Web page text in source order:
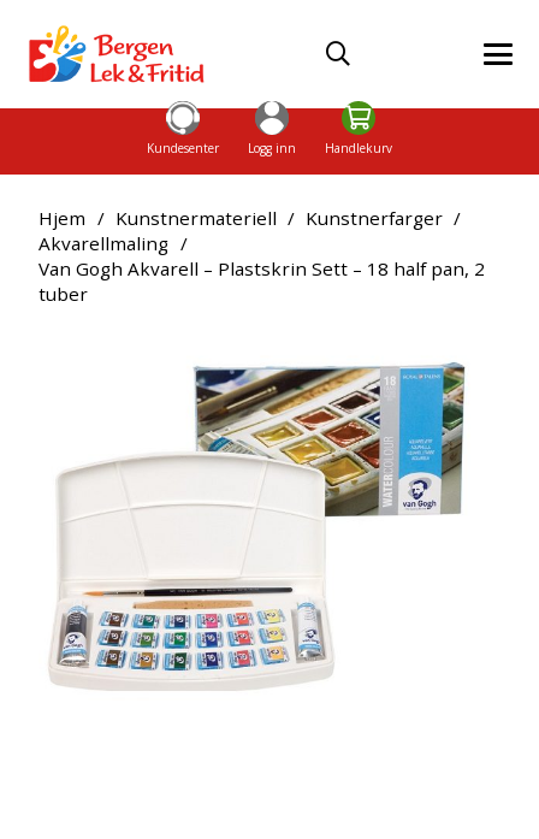
Kundesenter Logg inn Handlekurv
Hjem / Kunstnermateriell / Kunstnerfarger /
Akvarellmaling /
Van Gogh Akvarell – Plastskrin Sett – 18 half pan, 2
tuber